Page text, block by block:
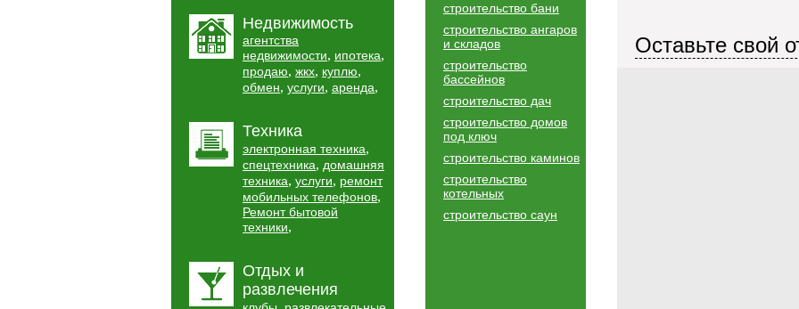
Недвижимость
агентства
недвижимости, ипотека,
продаю, жкх, куплю,
обмен, услуги, аренда,
Техника
электронная техника,
спецтехника, домашняя
техника, услуги, ремонт
мобильных телефонов,
Ремонт бытовой
техники,
Отдых и
развлечения
строительство бани
строительство ангаров
и складов
строительство
бассейнов
строительство дач
строительство домов
под ключ
строительство каминов
строительство
котельных
строительство саун
Оставьте свой